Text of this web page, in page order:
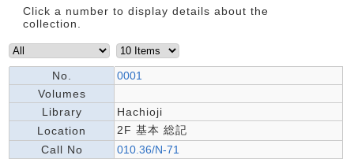
Click a number to display details about the
collection.
No.
0001
Volumes
Library
Hachioji
Location
2F 基本 総記
Call No
010.36/N-71